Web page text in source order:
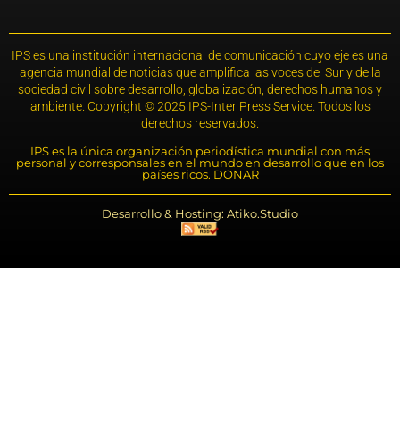
IPS es una institución internacional de comunicación cuyo eje es una
agencia mundial de noticias que amplifica las voces del Sur y de la
sociedad civil sobre desarrollo, globalización, derechos humanos y
ambiente. Copyright © 2025 IPS-Inter Press Service. Todos los
derechos reservados.
IPS es la única organización periodística mundial con más
personal y corresponsales en el mundo en desarrollo que en los
países ricos. DONAR
Desarrollo & Hosting: Atiko.Studio